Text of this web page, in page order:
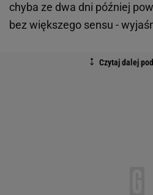
chyba ze dwa dni później
bez większego sensu -